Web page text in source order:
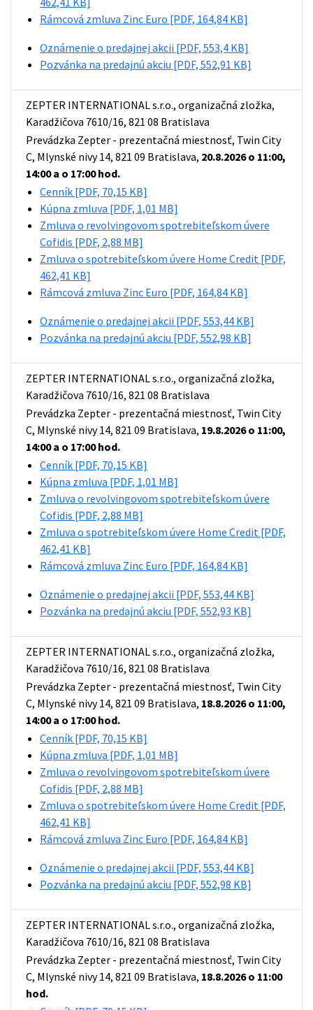
Rámcová zmluva Zinc Euro [PDF, 164,84 KB]
Oznámenie o predajnej akcii [PDF, 553,4 KB]
Pozvánka na predajnú akciu [PDF, 552,91 KB]
ZEPTER INTERNATIONAL s.r.o., organizačná zložka,
Karadžičova 7610/16, 821 08 Bratislava
Prevádzka Zepter - prezentačná miestnosť, Twin City
C, Mlynské nivy 14, 821 09 Bratislava, 20.8.2026 o 11:00,
14:00 a o 17:00 hod.
Cenník [PDF, 70,15 KB]
Kúpna zmluva [PDF, 1,01 MB]
Zmluva o revolvingovom spotrebiteľskom úvere
Cofidis [PDF, 2,88 MB]
Zmluva o spotrebiteľskom úvere Home Credit [PDF,
462,41 KB]
Rámcová zmluva Zinc Euro [PDF, 164,84 KB]
Oznámenie o predajnej akcii [PDF, 553,44 KB]
Pozvánka na predajnú akciu [PDF, 552,98 KB]
ZEPTER INTERNATIONAL s.r.o., organizačná zložka,
Karadžičova 7610/16, 821 08 Bratislava
Prevádzka Zepter - prezentačná miestnosť, Twin City
C, Mlynské nivy 14, 821 09 Bratislava, 19.8.2026 o 11:00,
14:00 a o 17:00 hod.
Cenník [PDF, 70,15 KB]
Kúpna zmluva [PDF, 1,01 MB]
Zmluva o revolvingovom spotrebiteľskom úvere
Cofidis [PDF, 2,88 MB]
Zmluva o spotrebiteľskom úvere Home Credit [PDF,
462,41 KB]
Rámcová zmluva Zinc Euro [PDF, 164,84 KB]
Oznámenie o predajnej akcii [PDF, 553,44 KB]
Pozvánka na predajnú akciu [PDF, 552,93 KB]
ZEPTER INTERNATIONAL s.r.o., organizačná zložka,
Karadžičova 7610/16, 821 08 Bratislava
Prevádzka Zepter - prezentačná miestnosť, Twin City
C, Mlynské nivy 14, 821 09 Bratislava, 18.8.2026 o 11:00,
14:00 a o 17:00 hod.
Cenník [PDF, 70,15 KB]
Kúpna zmluva [PDF, 1,01 MB]
Zmluva o revolvingovom spotrebiteľskom úvere
Cofidis [PDF, 2,88 MB]
Zmluva o spotrebiteľskom úvere Home Credit [PDF,
462,41 KB]
Rámcová zmluva Zinc Euro [PDF, 164,84 KB]
Oznámenie o predajnej akcii [PDF, 553,44 KB]
Pozvánka na predajnú akciu [PDF, 552,98 KB]
ZEPTER INTERNATIONAL s.r.o., organizačná zložka,
Karadžičova 7610/16, 821 08 Bratislava
Prevádzka Zepter - prezentačná miestnosť, Twin City
C, Mlynské nivy 14, 821 09 Bratislava, 18.8.2026 o 11:00
hod.